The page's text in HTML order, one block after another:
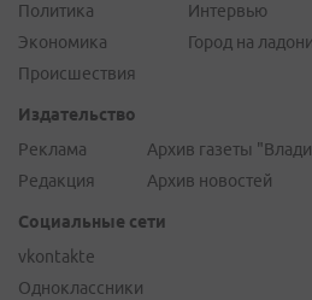
Политика
Экономика
Происшествия
Интервью
Город на ладони
Издательство
Реклама
Редакция
Архив газеты
Архив новостей
Социальные сети
vkontakte
Одноклассники